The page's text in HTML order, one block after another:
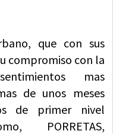
que con sus
compromiso con la
mas
de unos meses
de primer nivel
PORRETAS,